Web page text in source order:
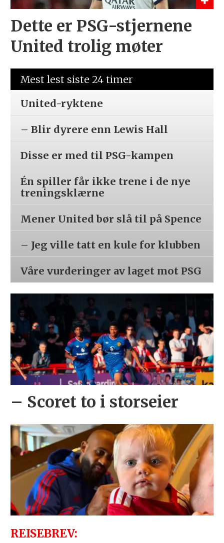
Dette er PSG-stjernene
United trolig møter
Mest lest siste 24 timer
United-ryktene
– Blir dyrere enn Lewis Hall
Disse er med til PSG-kampen
Én spiller får ikke trene i de nye
treningsklærne
Mener United bør slå til på Spence
– Jeg ville tatt en kule for klubben
Våre vurderinger av laget mot PSG
– Scoret to i storseier
REISEBREV: